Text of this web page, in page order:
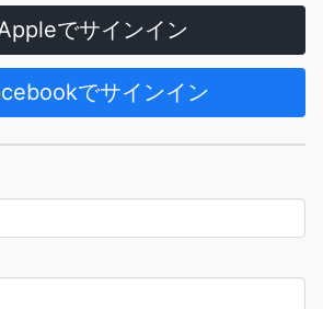
でサインイン
でサインイン